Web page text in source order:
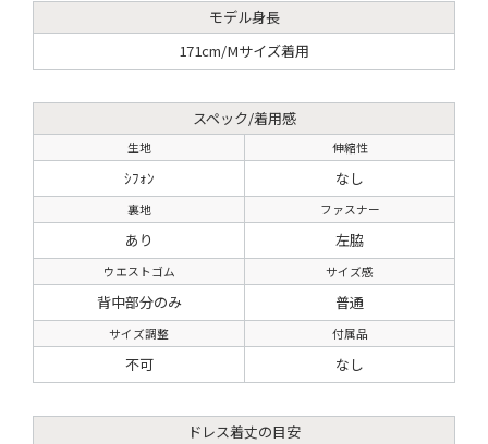
モデル身長
171cm/Mサイズ着用
スペック/着用感
生地 伸縮性
ｼﾌｫﾝ なし
裏地 ファスナー
あり 左脇
ウエストゴム サイズ感
背中部分のみ 普通
サイズ調整 付属品
不可 なし
ドレス着丈の目安